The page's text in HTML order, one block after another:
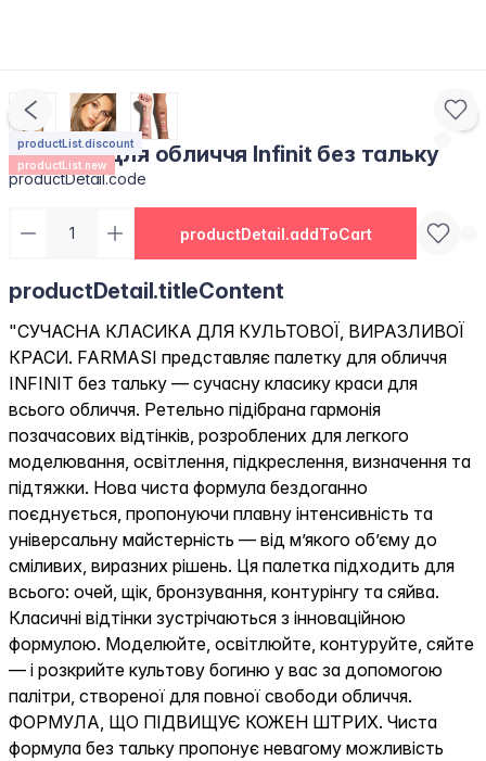
productList.discount
productList.new
Палетка для обличчя Infinit без тальку
productDetail.code
productDetail.addToCart
productDetail.titleContent
"СУЧАСНА КЛАСИКА ДЛЯ КУЛЬТОВОЇ, ВИРАЗЛИВОЇ
КРАСИ. FARMASI представляє палетку для обличчя
INFINIT без тальку — сучасну класику краси для
всього обличчя. Ретельно підібрана гармонія
позачасових відтінків, розроблених для легкого
моделювання, освітлення, підкреслення, визначення та
підтяжки. Нова чиста формула бездоганно
поєднується, пропонуючи плавну інтенсивність та
універсальну майстерність — від м’якого об’єму до
сміливих, виразних рішень. Ця палетка підходить для
всього: очей, щік, бронзування, контурінгу та сяйва.
Класичні відтінки зустрічаються з інноваційною
формулою. Моделюйте, освітлюйте, контуруйте, сяйте
— і розкрийте культову богиню у вас за допомогою
палітри, створеної для повної свободи обличчя.
ФОРМУЛА, ЩО ПІДВИЩУЄ КОЖЕН ШТРИХ. Чиста
формула без тальку пропонує невагому можливість